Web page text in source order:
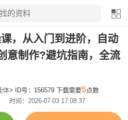
，从入门到进阶，自动
意制作?避坑指南，全流
体> ID号：156579 下载需要5点数
时间：2026-07-03 17:08:37